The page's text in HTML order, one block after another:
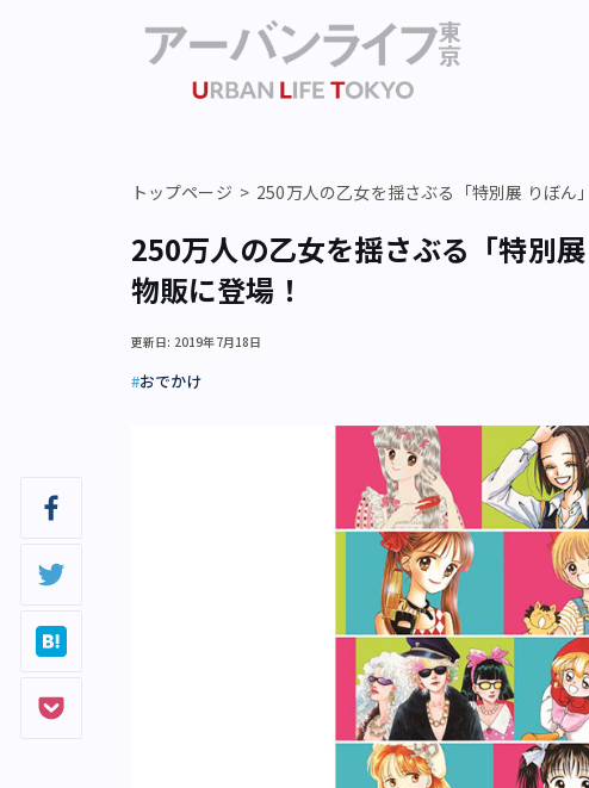
トップページ 250万人の乙女を揺さぶる「特別展 りぼん
250万人の乙女を揺さぶる「特別
物販に登場！
更新日: 2019年7月18日
おでかけ